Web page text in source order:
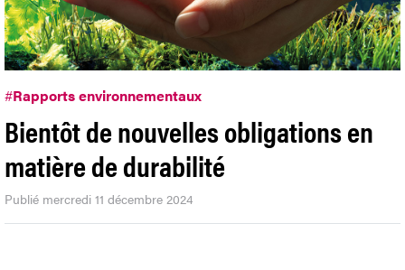
#Rapports environnementaux
Bientôt de nouvelles obligations en
matière de durabilité
Publié mercredi 11 décembre 2024